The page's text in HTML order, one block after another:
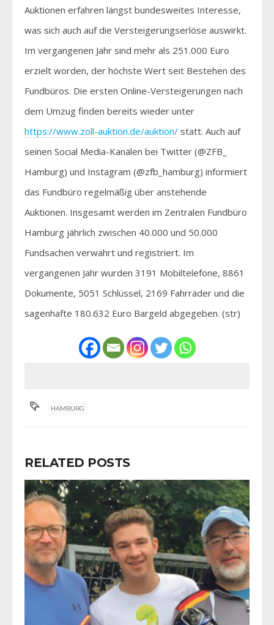
Auktionen erfahren längst bundesweites Interesse,
was sich auch auf die Versteigerungserlöse auswirkt.
Im vergangenen Jahr sind mehr als 251.000 Euro
erzielt worden, der höchste Wert seit Bestehen des
Fundbüros. Die ersten Online-Versteigerungen nach
dem Umzug finden bereits wieder unter
https://www.zoll-auktion.de/auktion/ statt. Auch auf
seinen Social Media-Kanälen bei Twitter (@ZFB_
Hamburg) und Instagram (@zfb_hamburg) informiert
das Fundbüro regelmäßig über anstehende
Auktionen. Insgesamt werden im Zentralen Fundbüro
Hamburg jährlich zwischen 40.000 und 50.000
Fundsachen verwahrt und registriert. Im
vergangenen Jahr wurden 3191 Mobiltelefone, 8861
Dokumente, 5051 Schlüssel, 2169 Fahrräder und die
sagenhafte 180.632 Euro Bargeld abgegeben. (str)
HAMBURG
RELATED POSTS